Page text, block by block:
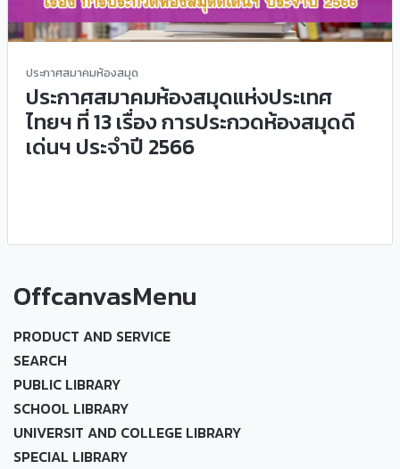
ประกาศสมาคมห้องสมุด
ประกาศสมาคมห้องสมุดแห่งประเทศ
ไทยฯ ที่ 13 เรื่อง การประกวดห้องสมุดดี
เด่นฯ ประจำปี 2566
OffcanvasMenu
PRODUCT AND SERVICE
SEARCH
PUBLIC LIBRARY
SCHOOL LIBRARY
UNIVERSIT AND COLLEGE LIBRARY
SPECIAL LIBRARY